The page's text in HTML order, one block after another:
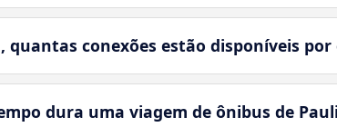
quantas conexões estão disponíveis por
dura uma viagem de ônibus de